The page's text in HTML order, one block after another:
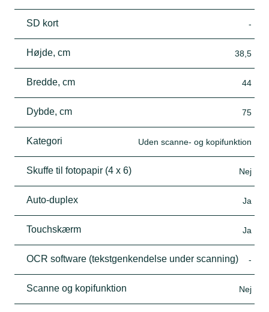
SD kort -
Højde, cm 38,5
Bredde, cm 44
Dybde, cm 75
Kategori Uden scanne- og kopifunktion
Skuffe til fotopapir (4 x 6) Nej
Auto-duplex Ja
Touchskærm Ja
OCR software (tekstgenkendelse under scanning) -
Scanne og kopifunktion Nej